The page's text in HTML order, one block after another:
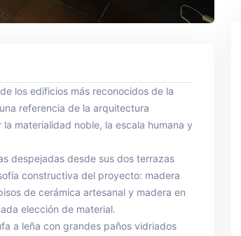
los edificios más reconocidos de la
referencia de la arquitectura
materialidad noble, la escala humana y
despejadas desde sus dos terrazas
constructiva del proyecto: madera
de cerámica artesanal y madera en
elección de material.
a leña con grandes paños vidriados